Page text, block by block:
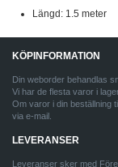
Längd: 1.5 meter
KÖPINFORMATION
Din weborder behandlas
Vi har de flesta varor i
Om varor i din beställning
via e-mail.
LEVERANSER
Leveranser sker med